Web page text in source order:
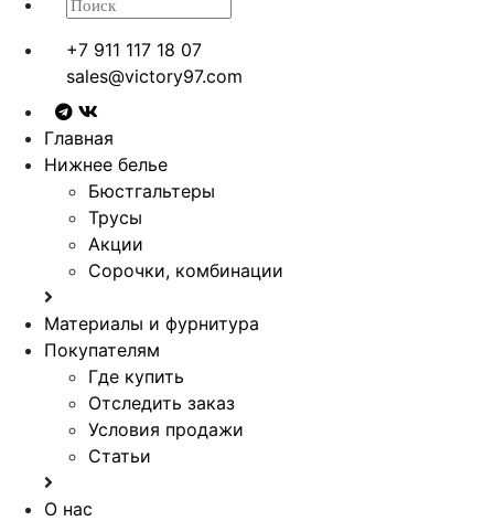
+7 911 117 18 07
sales@victory97.com
Главная
Нижнее белье
Бюстгальтеры
Трусы
Акции
Сорочки, комбинации
Материалы и фурнитура
Покупателям
Где купить
Отследить заказ
Условия продажи
Статьи
О нас